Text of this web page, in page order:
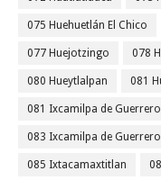
075 Huehuetlán El Chico
077 Huejotzingo 078
080 Hueytlalpan 081
081 Ixcamilpa de Guerrero
083 Ixcamilpa de Guerrero
085 Ixtacamaxtitlan